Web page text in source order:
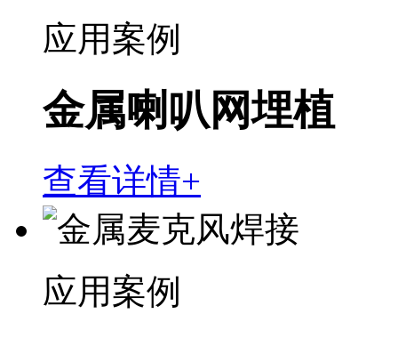
应用案例
金属喇叭网埋植
查看详情+
应用案例